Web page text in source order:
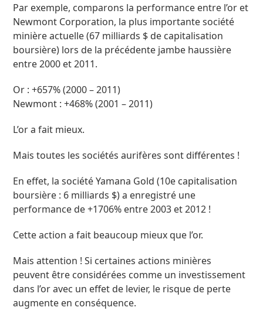
Par exemple, comparons la performance entre l’or et
Newmont Corporation, la plus importante société
minière actuelle (67 milliards $ de capitalisation
boursière) lors de la précédente jambe haussière
entre 2000 et 2011.
Or : +657% (2000 – 2011)
Newmont : +468% (2001 – 2011)
L’or a fait mieux.
Mais toutes les sociétés aurifères sont différentes !
En effet, la société Yamana Gold (10e capitalisation
boursière : 6 milliards $) a enregistré une
performance de +1706% entre 2003 et 2012 !
Cette action a fait beaucoup mieux que l’or.
Mais attention ! Si certaines actions minières
peuvent être considérées comme un investissement
dans l’or avec un effet de levier, le risque de perte
augmente en conséquence.